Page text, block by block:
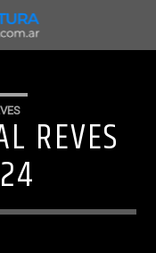
REVES